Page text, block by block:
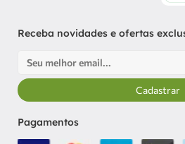
-
m
Receba novidades e ofertas
Email
Cadastrar
Pagamentos